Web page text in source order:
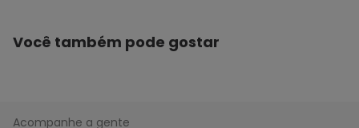
Você também pode gostar
Acompanhe a gente